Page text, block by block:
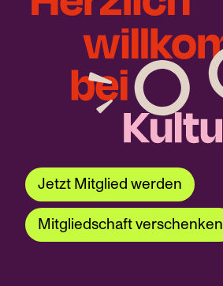
Jetzt Mitglied werden
Mitgliedschaft verschenken